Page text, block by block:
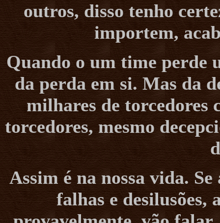
outros, disso tenho
importem,
Quando o um time perde
da perda em si. Mas da
milhares de torcedores
torcedores, mesmo
Assim é na nossa vida.
falhas e desilusões,